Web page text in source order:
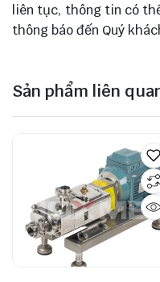
liên tục, thông tin có
thông báo đến Quý
Sản phẩm liên